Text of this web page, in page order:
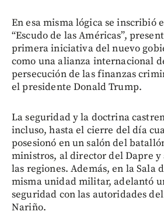
En esa misma lógica se inscribió
“Escudo de las Américas”,
primera iniciativa del nuevo
como una alianza internacional
persecución de las finanzas
el presidente Donald Trump.
La seguridad y la doctrina
incluso, hasta el cierre del día
posesionó en un salón del
ministros, al director del Dapre y
las regiones. Además, en la Sala
misma unidad militar, adelantó
seguridad con las autoridades
Nariño.